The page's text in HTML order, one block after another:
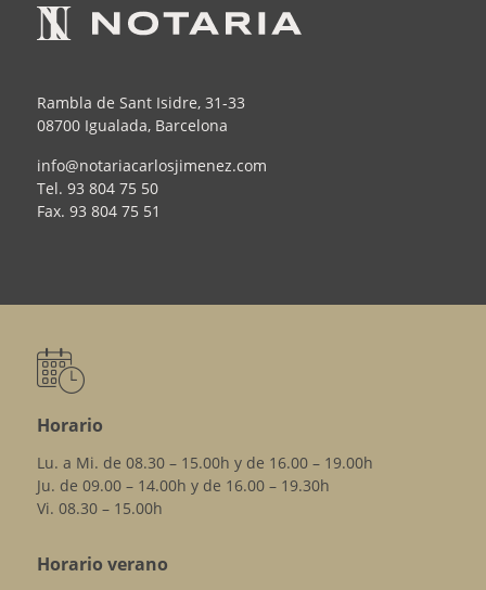
Rambla de Sant Isidre, 31-33
08700 Igualada, Barcelona
info@notariacarlosjimenez.com
Tel. 93 804 75 50
Fax. 93 804 75 51
Horario
Lu. a Mi. de 08.30 – 15.00h y de 16.00 – 19.00h
Ju. de 09.00 – 14.00h y de 16.00 – 19.30h
Vi. 08.30 – 15.00h
Horario verano